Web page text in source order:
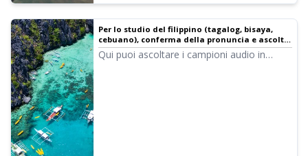
Per lo studio del filippino (tagalog, bisaya,
cebuano), conferma della pronuncia e ascolto!
Pronuncia nativa, ascolto di 6 voci femminili e
maschili
Qui puoi ascoltare i campioni audio in